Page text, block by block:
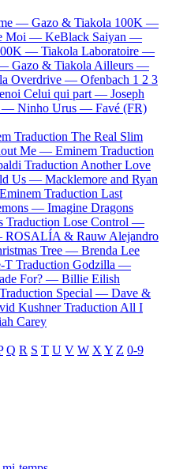
— Gazo & Tiakola 100K —
Moi — KeBlack Saiyan —
— Tiakola Laboratoire —
Gazo & Tiakola Ailleurs —
Overdrive — Ofenbach 1 2 3
Celui qui part — Joseph
— Ninho Urus — Favé (FR)
Traduction The Real Slim
Me — Eminem Traduction
Traduction Another Love
Us — Macklemore and Ryan
Eminem Traduction Last
— Imagine Dragons
Traduction Lose Control —
ROSALÍA & Rauw Alejandro
Tree — Brenda Lee
T Traduction Godzilla —
For? — Billie Eilish
Traduction Special — Dave &
Kushner Traduction All I
Carey
Q R S T U V W X Y Z 0-9